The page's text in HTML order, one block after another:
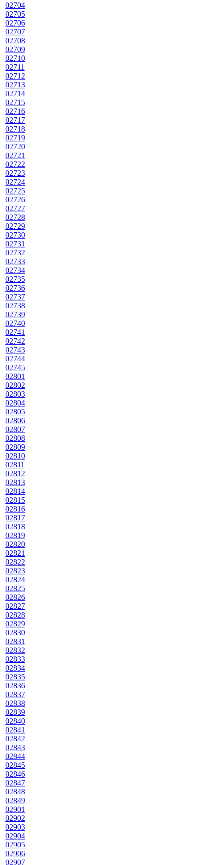
02704
02705
02706
02707
02708
02709
02710
02711
02712
02713
02714
02715
02716
02717
02718
02719
02720
02721
02722
02723
02724
02725
02726
02727
02728
02729
02730
02731
02732
02733
02734
02735
02736
02737
02738
02739
02740
02741
02742
02743
02744
02745
02801
02802
02803
02804
02805
02806
02807
02808
02809
02810
02811
02812
02813
02814
02815
02816
02817
02818
02819
02820
02821
02822
02823
02824
02825
02826
02827
02828
02829
02830
02831
02832
02833
02834
02835
02836
02837
02838
02839
02840
02841
02842
02843
02844
02845
02846
02847
02848
02849
02901
02902
02903
02904
02905
02906
02907